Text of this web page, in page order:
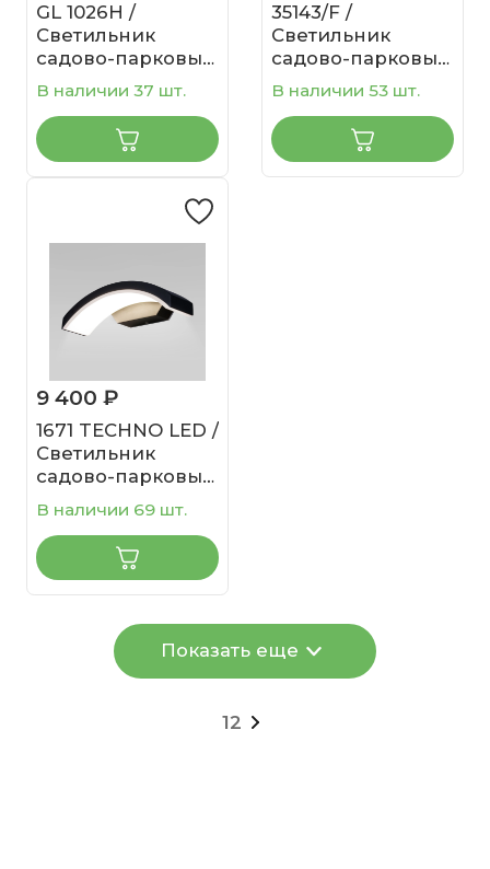
GL 1026H /
Светильник
садово-парковый
Spica черное
В наличии 37 шт.
35143/F /
Светильник
садово-парковый
со светодиодами
В наличии 53 шт.
9 400 ₽
1671 TECHNO LED /
Светильник
садово-парковый
со светодиодами
черный Asteria D
В наличии 69 шт.
Показать еще
12